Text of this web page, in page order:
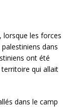
lorsque les forces
dans
ont été
territoire qui allait
dans le camp